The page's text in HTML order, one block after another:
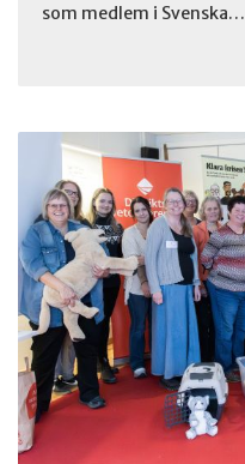
som medlem i Svenska…